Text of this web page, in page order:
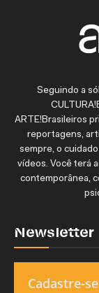
Seguindo a
ARTE!Brasileiros
reportagens,
sempre, o
vídeos. Você terá
contemporânea,
Newsletter
Cadastre-